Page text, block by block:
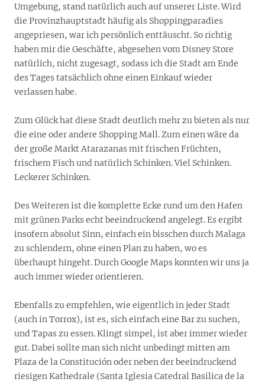
Umgebung, stand natürlich auch auf unserer Liste. Wird
die Provinzhauptstadt häufig als Shoppingparadies
angepriesen, war ich persönlich enttäuscht. So richtig
haben mir die Geschäfte, abgesehen vom Disney Store
natürlich, nicht zugesagt, sodass ich die Stadt am Ende
des Tages tatsächlich ohne einen Einkauf wieder
verlassen habe.
Zum Glück hat diese Stadt deutlich mehr zu bieten als nur
die eine oder andere Shopping Mall. Zum einen wäre da
der große Markt Atarazanas mit frischen Früchten,
frischem Fisch und natürlich Schinken. Viel Schinken.
Leckerer Schinken.
Des Weiteren ist die komplette Ecke rund um den Hafen
mit grünen Parks echt beeindruckend angelegt. Es ergibt
insofern absolut Sinn, einfach ein bisschen durch Malaga
zu schlendern, ohne einen Plan zu haben, wo es
überhaupt hingeht. Durch Google Maps konnten wir uns ja
auch immer wieder orientieren.
Ebenfalls zu empfehlen, wie eigentlich in jeder Stadt
(auch in Torrox), ist es, sich einfach eine Bar zu suchen,
und Tapas zu essen. Klingt simpel, ist aber immer wieder
gut. Dabei sollte man sich nicht unbedingt mitten am
Plaza de la Constitución oder neben der beeindruckend
riesigen Kathedrale (Santa Iglesia Catedral Basilica de la